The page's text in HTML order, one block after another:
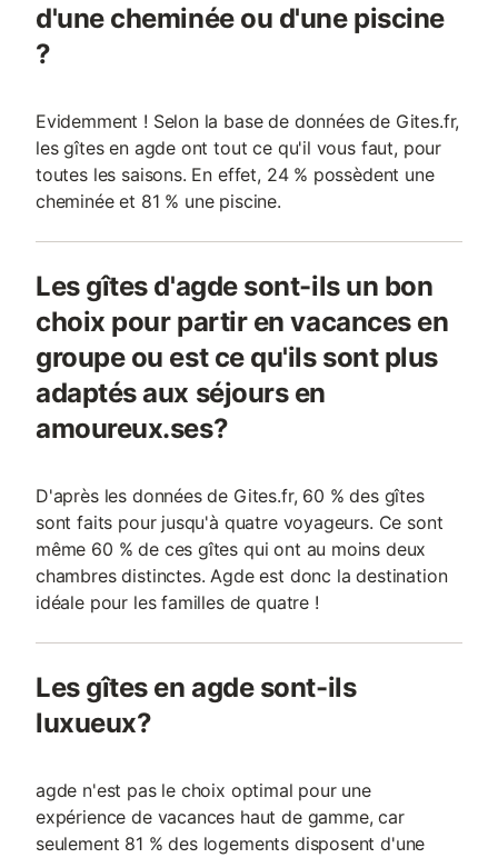
d'une cheminée ou d'une piscine
?
Evidemment ! Selon la base de données de Gites.fr,
les gîtes en agde ont tout ce qu'il vous faut, pour
toutes les saisons. En effet, 24 % possèdent une
cheminée et 81 % une piscine.
Les gîtes d'agde sont-ils un bon
choix pour partir en vacances en
groupe ou est ce qu'ils sont plus
adaptés aux séjours en
amoureux.ses?
D'après les données de Gites.fr, 60 % des gîtes
sont faits pour jusqu'à quatre voyageurs. Ce sont
même 60 % de ces gîtes qui ont au moins deux
chambres distinctes. Agde est donc la destination
idéale pour les familles de quatre !
Les gîtes en agde sont-ils
luxueux?
agde n'est pas le choix optimal pour une
expérience de vacances haut de gamme, car
seulement 81 % des logements disposent d'une